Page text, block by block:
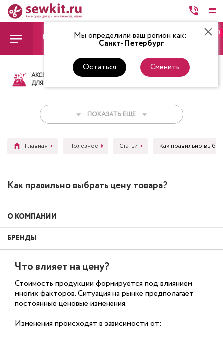
Мы определили ваш регион как:
Санкт-Петербург
Остаться Сменить
0
АКСЕССУАРЫ
ДЛЯ ШИТЬЯ
ТКАНИ НИТКИ
ПОКАЗАТЬ ЕЩЕ
Главная Полезное Статьи Как правильно
Как правильно выбрать цену товара?
О КОМПАНИИ
БРЕНДЫ
Что влияет на цену?
Стоимость продукции формируется под влиянием
многих факторов. Ситуация на рынке предполагает
постоянные ценовые изменения.
Изменения происходят в зависимости от: